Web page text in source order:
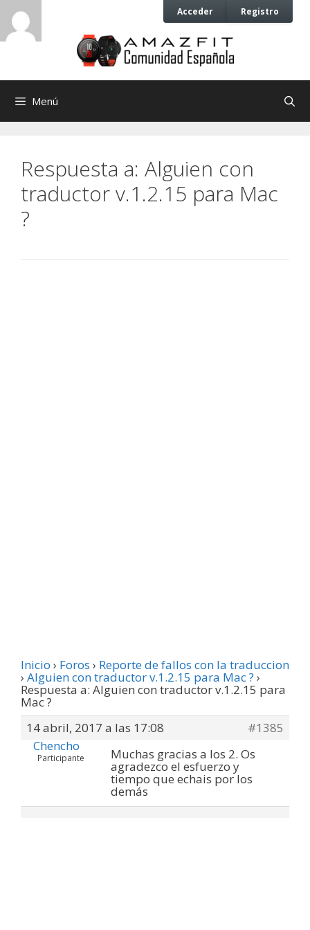
Saltar
contenido
Acceder Registro
Saltar
contenido
Menú
Respuesta a: Alguien con
traductor v.1.2.15 para Mac
?
Inicio › Foros › Reporte de fallos con la traduccion
› Alguien con traductor v.1.2.15 para Mac ? ›
Respuesta a: Alguien con traductor v.1.2.15 para
Mac ?
14 abril, 2017 a las 17:08
#1385
Chencho
Participante Muchas gracias a los 2. Os
agradezco el esfuerzo y
tiempo que echais por los
demás